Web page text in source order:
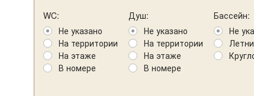
WC:
Не указано
На территории
На этаже
В номере
Душ:
Не указано
На территории
На этаже
В номере
Бассейн:
Не